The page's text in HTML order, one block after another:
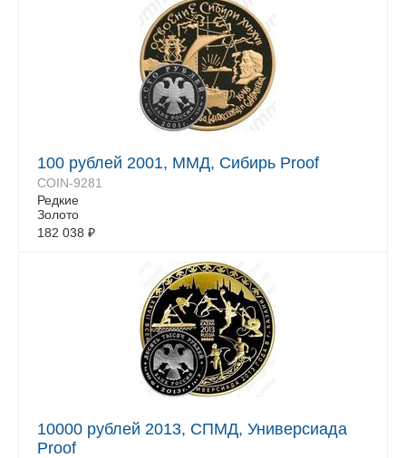
100 рублей 2001, ММД, Сибирь Proof
COIN-9281
Редкие
Золото
182 038 ₽
10000 рублей 2013, СПМД, Универсиада
Proof